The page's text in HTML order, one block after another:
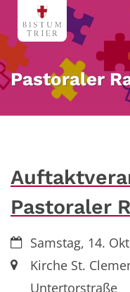
Zum Inhalt springen
Pastoraler
Pastoraler
Datum:Samstag, 14.
Ort:Kirche St.
Untertorstraße